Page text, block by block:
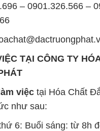
– 0901.326.566 –
TẠI CÔNG TY
việc tại Hóa Chất
như sau:
6: Buổi sáng: từ 8h